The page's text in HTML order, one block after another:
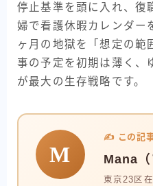
停止基準を頭に入れ、復
婦で看護休暇カレンダー
ヶ月の地獄を「想定の範
事の予定を初期は薄く、
が最大の生存戦略です。
M
✍️ この記
Mana（
東京23区